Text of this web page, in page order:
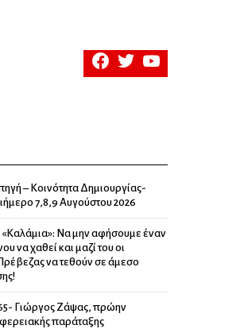
facebooktwitteryoutube
– Κοινότητα Δημιουργίας-
7,8,9 Αυγούστου 2026
Να μην αφήσουμε έναν
να χαθεί και μαζί του οι
να τεθούν σε άμεσο
Γιώργος Ζάψας, πρώην
παράταξης